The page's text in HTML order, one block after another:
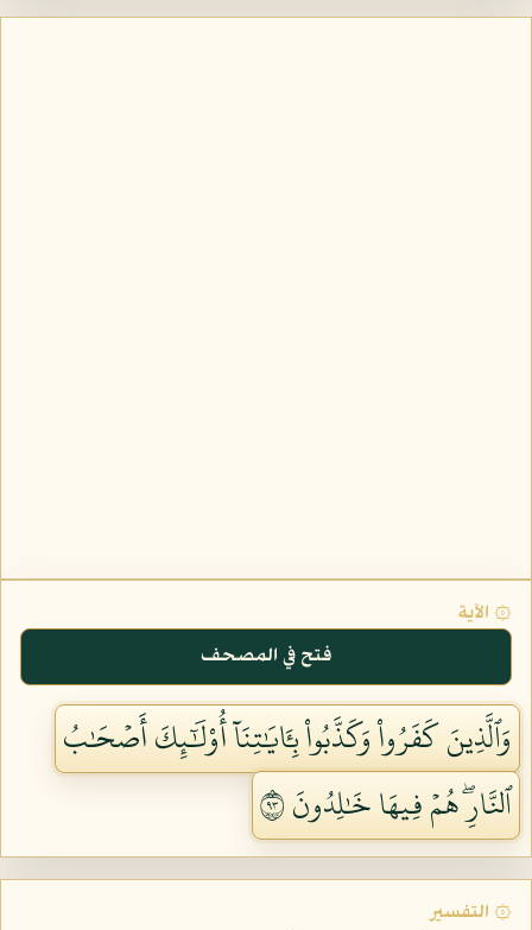
۞ الآية
فتح في المصحف
وَٱلَّذِينَ كَفَرُواْ وَكَذَّبُواْ بِـَٔايَٰتِنَآ أُوْلَٰٓئِكَ أَصۡحَٰبُ
ٱلنَّارِۖ هُمۡ فِيهَا خَٰلِدُونَ ٣٩
۞ التفسير